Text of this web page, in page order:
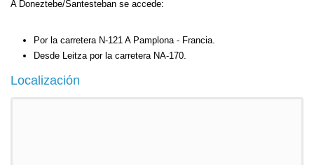
A Doneztebe/Santesteban se accede:
Por la carretera N-121 A Pamplona - Francia.
Desde Leitza por la carretera NA-170.
Localización